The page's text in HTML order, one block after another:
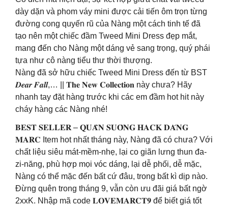
dày dặn và phom váy mini được cải tiến ôm trọn từng
đường cong quyến rũ của Nàng một cách tinh tế đã
tạo nên một chiếc đầm Tweed Mini Dress đẹp mắt,
mang đến cho Nàng một dáng vẻ sang trọng, quý phái
tựa như cô nàng tiểu thư thời thượng.
Nàng đã sở hữu chiếc Tweed Mini Dress đến từ BST
𝑫𝒆𝒂𝒓 𝑭𝒂𝒍𝒍,… || 𝐓𝐡𝐞 𝐍𝐞𝐰 𝐂𝐨𝐥𝐥𝐞𝐜𝐭𝐢𝐨𝐧 này chưa? Hãy
nhanh tay đặt hàng trước khi các em đầm hot hit này
cháy hàng các Nàng nhé!
𝐁𝐄𝐒𝐓 𝐒𝐄𝐋𝐋𝐄𝐑 – 𝐐𝐔𝐀̂̀𝐍 𝐒𝐔𝐎̂𝐍𝐆 𝐇𝐀𝐂𝐊 𝐃𝐀́𝐍𝐆
𝐌𝐀𝐑𝐂 Item hot nhất tháng này, Nàng đã có chưa? Với
chất liệu siêu mát-mềm-nhẹ, lại co giãn lưng thun đa-
zi-năng, phù hợp mọi vóc dáng, lại dễ phối, dễ mặc,
Nàng có thể mặc đến bất cứ đâu, trong bất kì dịp nào.
Đừng quên trong tháng 9, vẫn còn ưu đãi giá bất ngờ
2xxK. Nhập mã code 𝐋𝐎𝐕𝐄𝐌𝐀𝐑𝐂𝐓𝟗 để biết giá tốt